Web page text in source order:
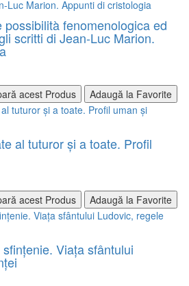
fenomenologica ed
scritti di Jean-Luc Marion.
acest Produs Adaugă la Favorite
al tuturor şi a toate. Profil
acest Produs Adaugă la Favorite
Viaţa sfântului